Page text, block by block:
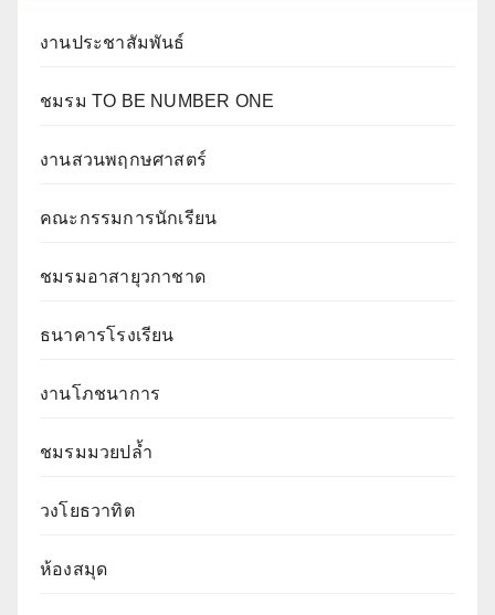
งานประชาสัมพันธ์
ชมรม TO BE NUMBER ONE
งานสวนพฤกษศาสตร์
คณะกรรมการนักเรียน
ชมรมอาสายุวกาชาด
ธนาคารโรงเรียน
งานโภชนาการ
ชมรมมวยปล้ำ
วงโยธวาทิต
ห้องสมุด